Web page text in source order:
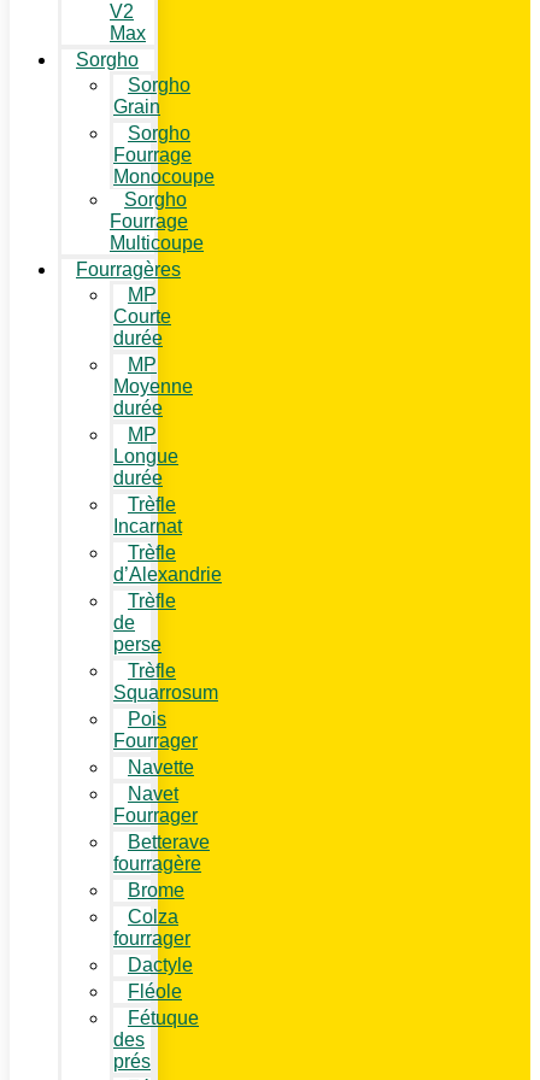
V2
Max
Sorgho
Sorgho
Grain
Sorgho
Fourrage
Monocoupe
Sorgho
Fourrage
Multicoupe
Fourragères
MP
Courte
durée
MP
Moyenne
durée
MP
Longue
durée
Trèfle
Incarnat
Trèfle
d’Alexandrie
Trèfle
de
perse
Trèfle
Squarrosum
Pois
Fourrager
Navette
Navet
Fourrager
Betterave
fourragère
Brome
Colza
fourrager
Dactyle
Fléole
Fétuque
des
prés